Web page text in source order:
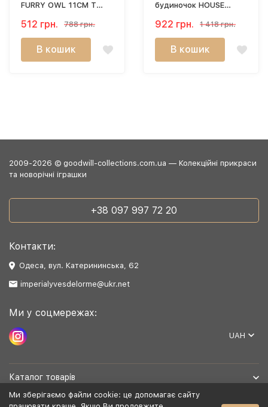
FURRY OWL 11CM T
512 грн. 788 грн.
В кошик
будиночок HOUSE
922 грн. 1 418 грн.
В кошик
2009-2026 © goodwill-collections.com.ua — Колекційні прикраси
та новорічні іграшки
+38 097 997 72 20
Контакти:
Одеса, вул. Катерининська, 62
imperialyvesdelorme@ukr.net
Ми у соцмережах:
UAH
Каталог товарів
Ми зберігаємо файли cookie: це допомагає сайту